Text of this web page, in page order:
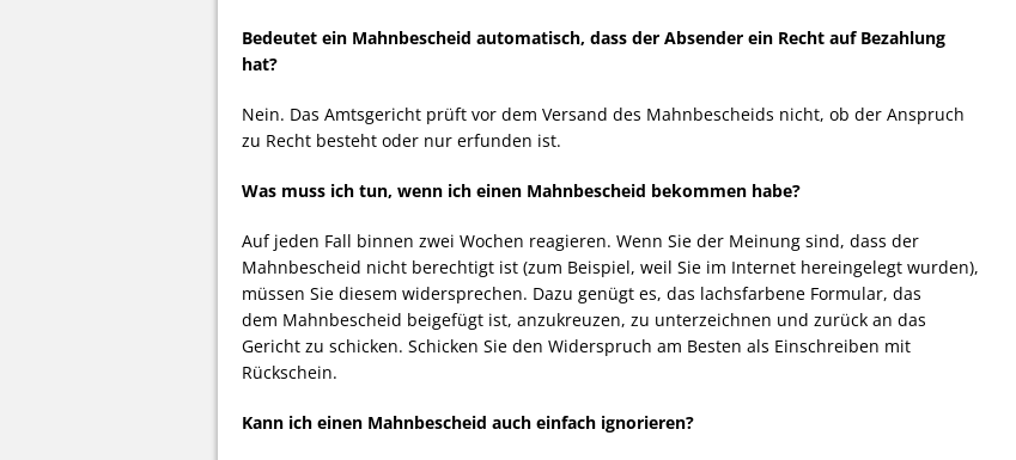
Bedeutet ein Mahnbescheid automatisch, dass der Absender ein Recht auf Bezahlung
hat?
Nein. Das Amtsgericht prüft vor dem Versand des Mahnbescheids nicht, ob der Anspruch
zu Recht besteht oder nur erfunden ist.
Was muss ich tun, wenn ich einen Mahnbescheid bekommen habe?
Auf jeden Fall binnen zwei Wochen reagieren. Wenn Sie der Meinung sind, dass der
Mahnbescheid nicht berechtigt ist (zum Beispiel, weil Sie im Internet hereingelegt wurden),
müssen Sie diesem widersprechen. Dazu genügt es, das lachsfarbene Formular, das
dem Mahnbescheid beigefügt ist, anzukreuzen, zu unterzeichnen und zurück an das
Gericht zu schicken. Schicken Sie den Widerspruch am Besten als Einschreiben mit
Rückschein.
Kann ich einen Mahnbescheid auch einfach ignorieren?